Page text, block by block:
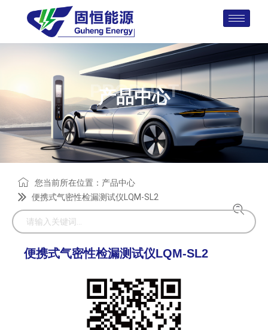
产品中心
PRODUCT
您当前所在位置： 产品中心
便携式气密性检漏测试仪LQM-SL2
便携式气密性检漏测试仪LQM-SL2